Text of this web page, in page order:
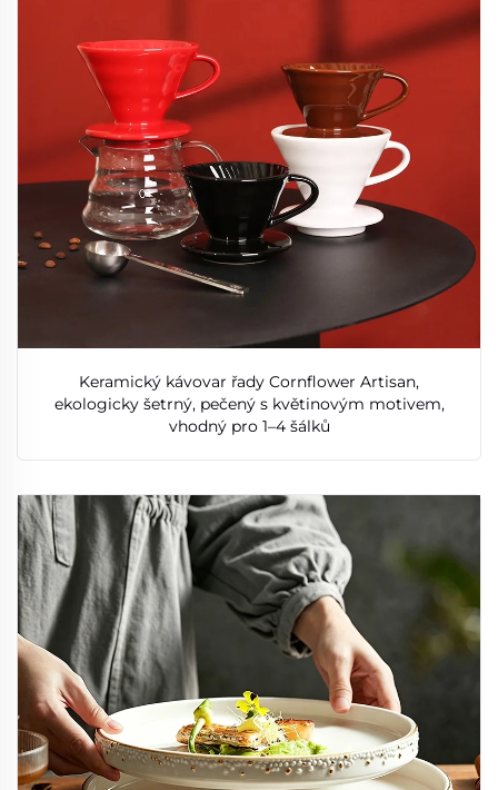
Keramický kávovar řady Cornflower Artisan,
ekologicky šetrný, pečený s květinovým motivem,
vhodný pro 1–4 šálků